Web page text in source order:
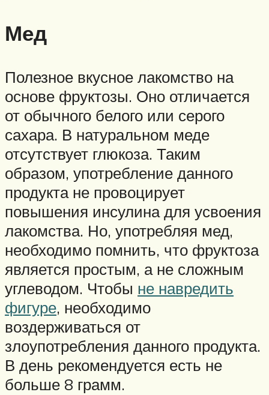
Мед
Полезное вкусное лакомство на
основе фруктозы. Оно отличается
от обычного белого или серого
сахара. В натуральном меде
отсутствует глюкоза. Таким
образом, употребление данного
продукта не провоцирует
повышения инсулина для усвоения
лакомства. Но, употребляя мед,
необходимо помнить, что фруктоза
является простым, а не сложным
углеводом. Чтобы не навредить
фигуре, необходимо
воздерживаться от
злоупотребления данного продукта.
В день рекомендуется есть не
больше 8 грамм.